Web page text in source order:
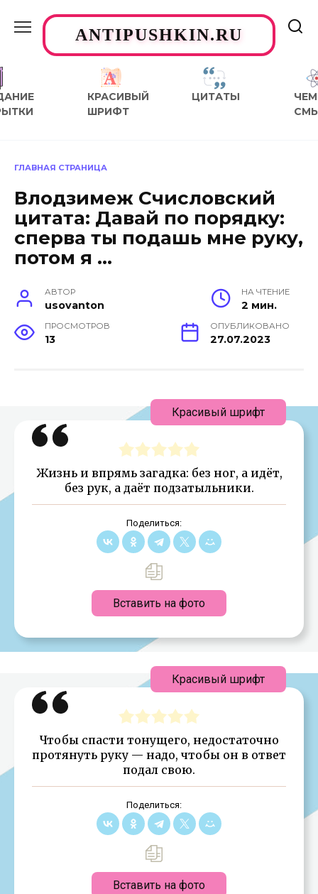
содержаниюANTIPUSHKIN.RU
КРАСИВЫЙ
ШРИФТ
ЦИТАТЫ
ЧЕМ
ГЛАВНАЯ СТРАНИЦА
Влодзимеж Счисловский
цитата: Давай по порядку:
сперва ты подашь мне руку,
потом я …
АВТОР
usovanton
НА ЧТЕНИЕ
2 мин.
ПРОСМОТРОВ
13
ОПУБЛИКОВАНО
27.07.2023
Жизнь и впрямь загадка: без ног, а идёт,
без рук, а даёт подзатыльники.
Поделиться:
Вставить на фото
Красивый шрифт
Чтобы спасти тонущего, недостаточно
протянуть руку — надо, чтобы он в ответ
подал свою.
Поделиться:
Вставить на фото
Красивый шрифт